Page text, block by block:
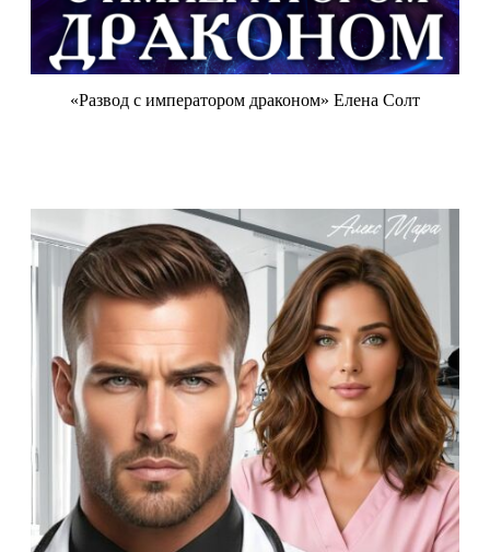
«Развод с императором драконом» Елена Солт